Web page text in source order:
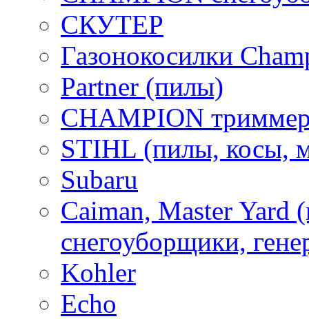
СКУТЕР
Газонокосилки
Partner (пилы)
CHAMPION
STIHL (пилы, косы,
Subaru
Caiman, Master Yard
снегоуборщики,
Kohler
Echo